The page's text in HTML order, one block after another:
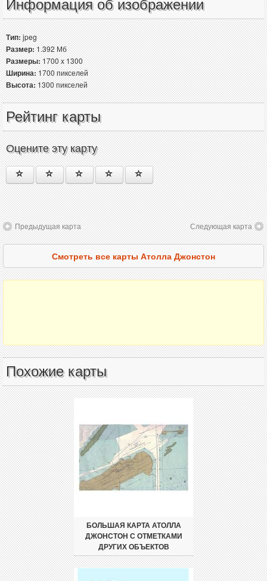
Информация об изображении
Тип:jpeg
Размер:1.392 Мб
Размеры:1700 x 1300
Ширина:1700 пикселей
Высота:1300 пикселей
Рейтинг карты
Оцените эту карту
Предыдущая карта Следующая карта
Смотреть все карты Атолла Джонстон
Похожие карты
БОЛЬШАЯ КАРТА АТОЛЛА
ДЖОНСТОН С ОТМЕТКАМИ
ДРУГИХ ОБЪЕКТОВ